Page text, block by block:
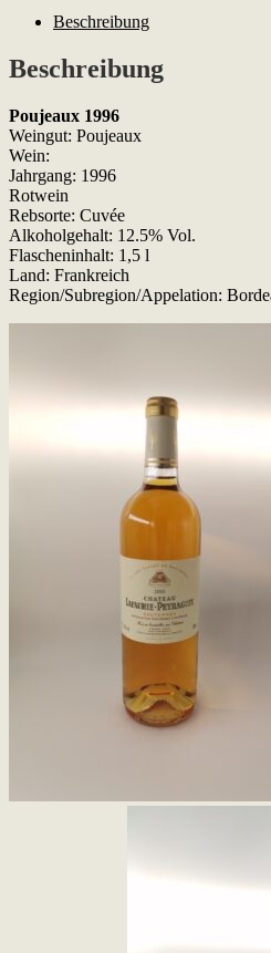
Beschreibung
Beschreibung
Poujeaux 1996
Weingut: Poujeaux
Wein:
Jahrgang: 1996
Rotwein
Rebsorte: Cuvée
Alkoholgehalt: 12.5% Vol.
Flascheninhalt: 1,5 l
Land: Frankreich
Region/Subregion/Appelation: